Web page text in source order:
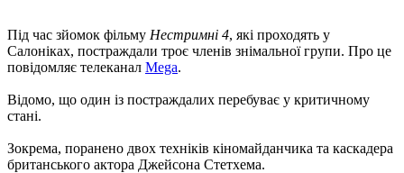
Під час зйомок фільму Нестримні 4, які проходять у
Салоніках, постраждали троє членів знімальної групи. Про це
повідомляє телеканал Mega.
Відомо, що один із постраждалих перебуває у критичному
стані.
Зокрема, поранено двох техніків кіномайданчика та каскадера
британського актора Джейсона Стетхема.